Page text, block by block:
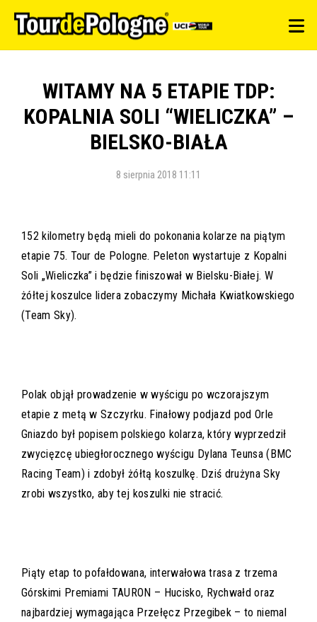
WITAMY NA 5 ETAPIE TDP:
KOPALNIA SOLI “WIELICZKA” –
BIELSKO-BIAŁA
8 sierpnia 2018 11:11
152 kilometry będą mieli do pokonania kolarze na piątym
etapie 75. Tour de Pologne. Peleton wystartuje z Kopalni
Soli „Wieliczka” i będzie finiszował w Bielsku-Białej. W
żółtej koszulce lidera zobaczymy Michała Kwiatkowskiego
(Team Sky).
Polak objął prowadzenie w wyścigu po wczorajszym
etapie z metą w Szczyrku. Finałowy podjazd pod Orle
Gniazdo był popisem polskiego kolarza, który wyprzedził
zwycięzcę ubiegłorocznego wyścigu Dylana Teunsa (BMC
Racing Team) i zdobył żółtą koszulkę. Dziś drużyna Sky
zrobi wszystko, aby tej koszulki nie stracić.
Piąty etap to pofałdowana, interwałowa trasa z trzema
Górskimi Premiami TAURON – Hucisko, Rychwałd oraz
najbardziej wymagająca Przełęcz Przegibek – to niemal